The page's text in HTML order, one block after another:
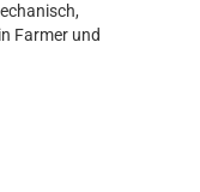
Farmer und